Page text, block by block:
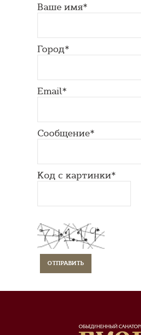
Ваше имя*
Город*
Email*
Сообщение*
Код с картинки*